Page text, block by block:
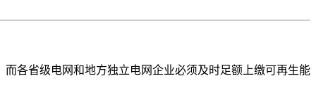
各省级电网和地方独立电网企业必须及时足额上缴可再生能